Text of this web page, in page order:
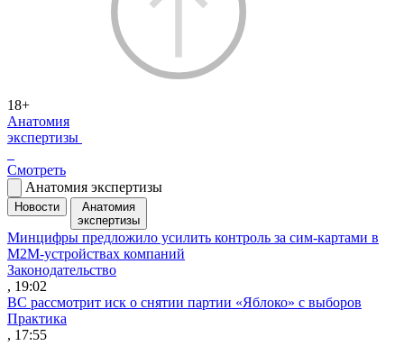
18+
Анатомия
экспертизы
Смотреть
Анатомия экспертизы
Новости
Анатомия
экспертизы
Минцифры предложило усилить контроль за сим-картами в
M2M-устройствах компаний
Законодательство
, 19:02
ВС рассмотрит иск о снятии партии «Яблоко» с выборов
Практика
, 17:55